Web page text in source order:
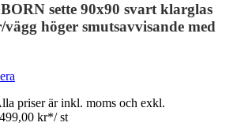
sette 90x90 svart klarglas
höger smutsavvisande med
priser är inkl. moms och exkl.
kr*/ st